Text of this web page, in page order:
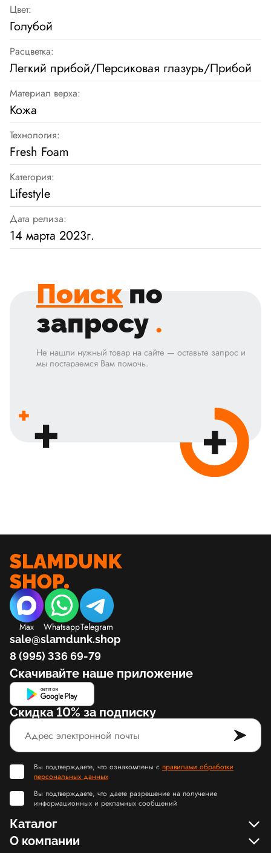
Цвет:
Голубой
Расцветка:
Легкий прибой/Персиковая глазурь/Прибой
Материал верха:
Кожа
Технология:
Fresh Foam
Категория:
Lifestyle
Дата релиза:
14 марта 2023г.
Поиск по
запросу .
Не нашли нужный товар на сайте — оставьте запрос и
мы постараемся Вам помочь.
Max WhatsappTelegram
sale@slamdunk.shop
8 (995) 336 69-79
Скачивайте наше приложение
Скидка 10% за подписку
Вы подтверждаете, что ознакомлены с правилами обработки
персональных данных
Вы подтверждаете, что даете разрешение на получение
информационных и рекламных сообщений
Каталог
О компании